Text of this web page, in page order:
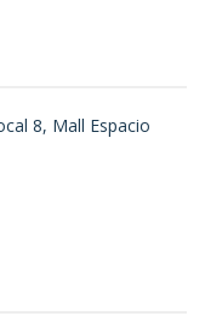
8, Mall Espacio